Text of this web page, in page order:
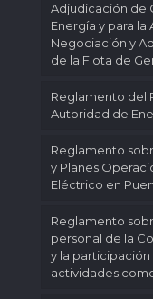
Adjudicación de
Energía y para la
Negociación y
de la Flota de
Reglamento del
Autoridad de
Reglamento
y Planes
Eléctrico en
Reglamento
personal de la
y la participación
actividades